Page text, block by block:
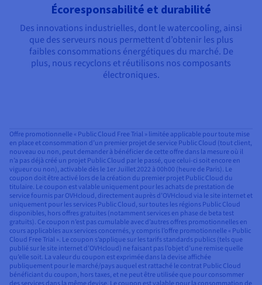
Écoresponsabilité et durabilité
Des innovations industrielles, dont le watercooling, ainsi
que des serveurs nous permettent d’obtenir les plus
faibles consommations énergétiques du marché. De
plus, nous recyclons et réutilisons nos composants
électroniques.
Offre promotionnelle « Public Cloud Free Trial » limitée applicable pour toute mise
en place et consommation d’un premier projet de service Public Cloud (tout client,
nouveau ou non, peut demander à bénéficier de cette offre dans la mesure où il
n’a pas déjà créé un projet Public Cloud par le passé, que celui-ci soit encore en
vigueur ou non), activable dès le 1er Juillet 2022 à 00h00 (heure de Paris). Le
coupon doit être activé lors de la création du premier projet Public Cloud du
titulaire. Le coupon est valable uniquement pour les achats de prestation de
service fournis par OVHcloud, directement auprès d’OVHcloud via le site internet et
uniquement pour les services Public Cloud, sur toutes les régions Public Cloud
disponibles, hors offres gratuites (notamment services en phase de beta test
gratuits). Ce coupon n’est pas cumulable avec d’autres offres promotionnelles en
cours applicables aux services concernés, y compris l’offre promotionnelle « Public
Cloud Free Trial ». Le coupon s’applique sur les tarifs standards publics (tels que
publié sur le site internet d’OVHcloud) ne faisant pas l’objet d’une remise quelle
qu’elle soit. La valeur du coupon est exprimée dans la devise affichée
publiquement pour le marché/pays auquel est rattaché le contrat Public Cloud
bénéficiant du coupon, hors taxes, et ne peut être utilisée que pour consommer